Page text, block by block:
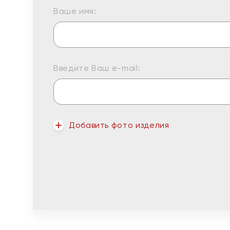
Ваше имя:
Введите Ваш e-mail:
Добавить фото изделия